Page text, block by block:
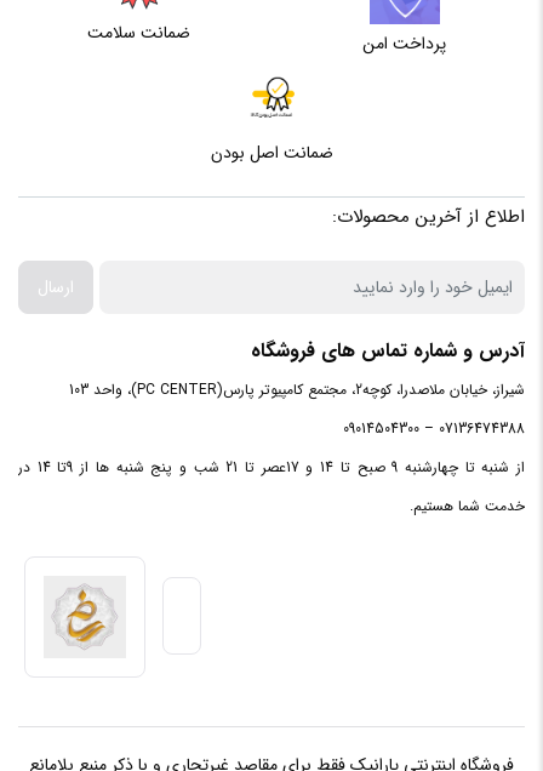
نوع رابط USB 2.0
پرداخت امن ضمانت سلامت
ضمانت اصل بودن
اطلاع از آخرین محصولات:
ارسال
آدرس و شماره تماس های فروشگاه
شیراز، خیابان ملاصدرا، کوچه2، مجتمع کامپیوتر پارس(PC CENTER)، واحد 103
07136474388 – 09014504300
از شنبه تا چهارشنبه 9 صبح تا 14 و 17عصر تا 21 شب و پنج شنبه ها از 9تا 14 در
خدمت شما هستیم.
فروشگاه اینترنتی یارانیک فقط برای مقاصد غیرتجاری و با ذکر منبع بلامانع